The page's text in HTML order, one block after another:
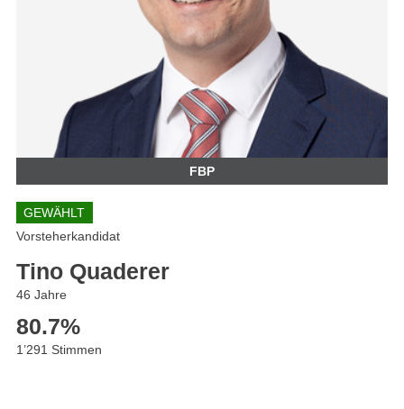
FBP
GEWÄHLT
Vorsteherkandidat
Tino Quaderer
46 Jahre
80.7%
1’291 Stimmen